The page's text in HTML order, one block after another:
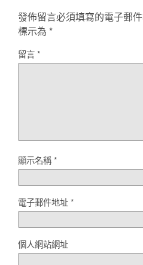
發佈留言必須填寫的電子郵
標示為 *
留言*
顯示名稱*
電子郵件地址*
個人網站網址